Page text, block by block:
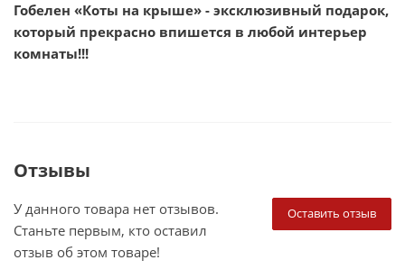
Гобелен «Коты на крыше» - эксклюзивный подарок,
который прекрасно впишется в любой интерьер
комнаты!!!
Отзывы
Оставить отзыв
У данного товара нет отзывов.
Станьте первым, кто оставил
отзыв об этом товаре!